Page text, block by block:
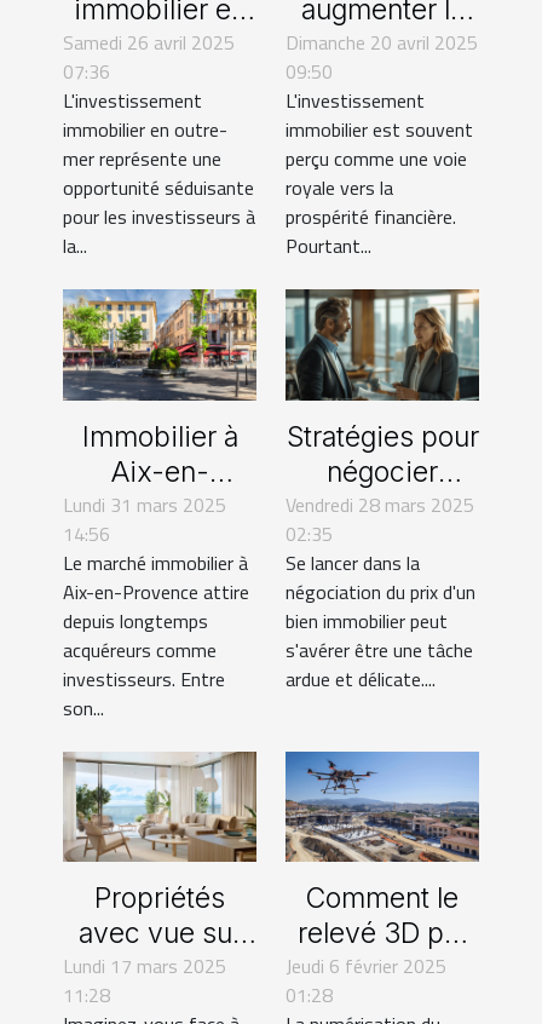
immobilier en
Outre-mer
atouts et
spécificités
fiscales
Samedi 26 avril 2025
07:36
L'investissement
immobilier en outre-
mer représente une
opportunité séduisante
pour les investisseurs à
la...
augmenter la
rentabilité de
investissement
immobilier
Dimanche 20 avril 2025
09:50
L'investissement
immobilier est souvent
perçu comme une voie
royale vers la
prospérité financière.
Pourtant...
Immobilier à
Aix-en-
Provence :
faites appel à
des agents qui
connaissent
vraiment le
marché !
Lundi 31 mars 2025
14:56
Le marché immobilier à
Aix-en-Provence attire
depuis longtemps
acquéreurs comme
investisseurs. Entre
son...
Stratégies pour
négocier
efficacement
le prix d'un
bien
immobilier
Vendredi 28 mars 2025
02:35
Se lancer dans la
négociation du prix d'un
bien immobilier peut
s'avérer être une tâche
ardue et délicate....
Propriétés
avec vue sur
mer à Sint
Maarten : une
Lundi 17 mars 2025
11:28
Comment le
relevé 3D par
drone
révolutionne le
Jeudi 6 février 2025
01:28